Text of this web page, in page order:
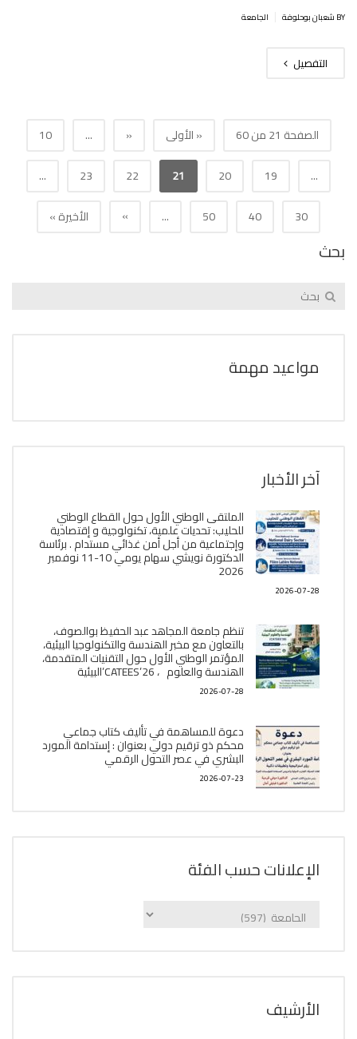
BY شعبان بوحلوفة الجامعة
التفصيل
الصفحة 21 من 60 « الأولى «
...
10
...
19
20
21
22
23
...
30
40
50
...
» الأخيرة »
بحث
مواعيد مهمة
آخر الأخبار
الملتقى الوطني الأول حول القطاع الوطني
للحليب: تحديات علمية، تكنولوجية و إقتصادية
وإجتماعية من أجل أمن غذائي مستدام . برئاسة
الدكتورة نويشي سهام يومي 10-11 نوفمبر
2026
2026-07-28
تنظم جامعة المجاهد عبد الحفيظ بوالصوف،
بالتعاون مع مخبر الھندسة والتكنولوجيا البیئیة،
المؤتمر الوطني الأول حول التقنيات المتقدمة،
الھندسة والعلوم ، CATEES’26’البیئية
2026-07-28
دعوة للمساهمة في تأليف كتاب جماعي
محكم ذو ترقيم دولي بعنوان : إستدامة المورد
البشري في عصر التحول الرقمي
2026-07-23
الإعلانات حسب الفئة
الإعلانات
اﻷرشيف